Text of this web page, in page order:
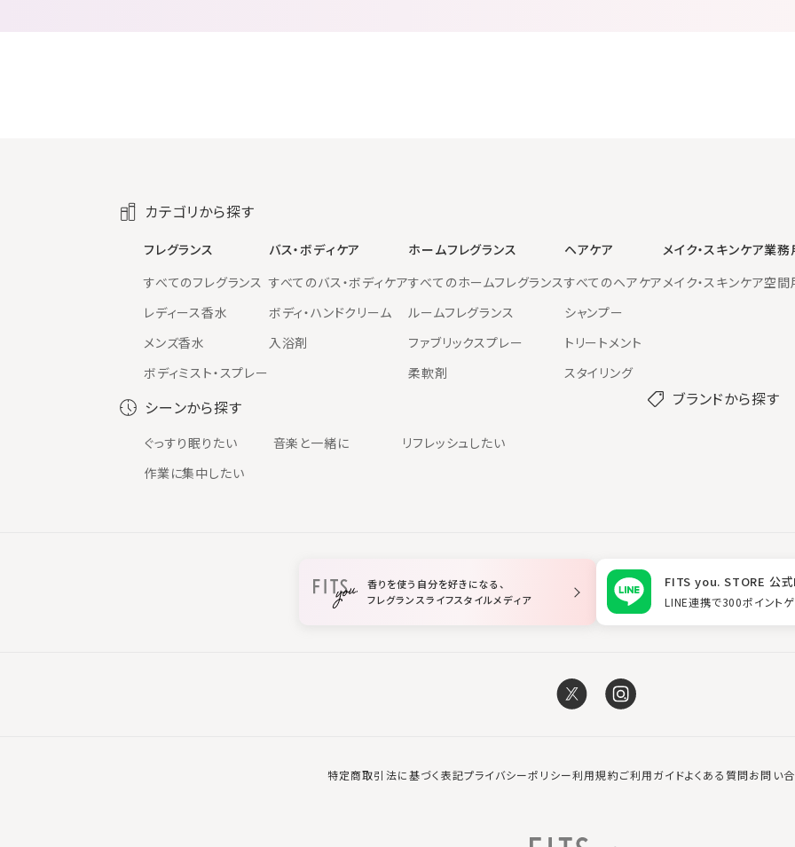
カテゴリから探す
フレグランス
すべてのフレグランス
レディース香水
メンズ香水
ボディミスト・スプレー
バス・ボディケア
すべてのバス・ボディケア
ボディ・ハンドクリーム
入浴剤
ホームフレグランス
すべてのホームフレグランス
ルームフレグランス
ファブリックスプレー
柔軟剤
ヘアケア
すべてのヘアケア
シャンプー
トリートメント
スタイリング
メイク・スキンケア
メイク・スキンケア
業務
空間
シーンから探す
ぐっすり眠りたい 音楽と一緒に
リフレッシュしたい
作業に集中したい
ブランドから探す
香りを使う自分を好きになる、
フレグランスライフスタイルメディア
FITS you. STORE 公
LINE連携で300ポイントゲ
特定商取引法に基づく表記プライバシーポリシー利用規約ご利用ガイドよくある質問お問い